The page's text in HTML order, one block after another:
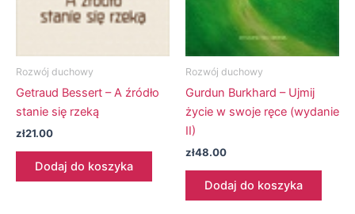
Rozwój duchowy
Getraud Bessert – A źródło
stanie się rzeką
zł21.00
Dodaj do koszyka
Rozwój duchowy
Gurdun Burkhard – Ujmij
życie w swoje ręce (wydanie
II)
zł48.00
Dodaj do koszyka